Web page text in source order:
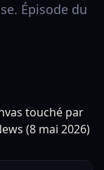
Épisode du